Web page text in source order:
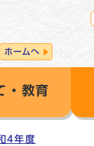
ホームへ
・教育
4年度